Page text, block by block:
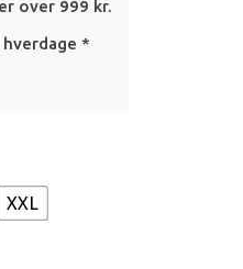
over 999 kr.
*
XXL